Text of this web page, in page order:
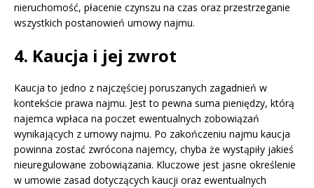
nieruchomość, płacenie czynszu na czas oraz przestrzeganie
wszystkich postanowień umowy najmu.
4. Kaucja i jej zwrot
Kaucja to jedno z najczęściej poruszanych zagadnień w
kontekście prawa najmu. Jest to pewna suma pieniędzy, którą
najemca wpłaca na poczet ewentualnych zobowiązań
wynikających z umowy najmu. Po zakończeniu najmu kaucja
powinna zostać zwrócona najemcy, chyba że wystąpiły jakieś
nieuregulowane zobowiązania. Kluczowe jest jasne określenie
w umowie zasad dotyczących kaucji oraz ewentualnych